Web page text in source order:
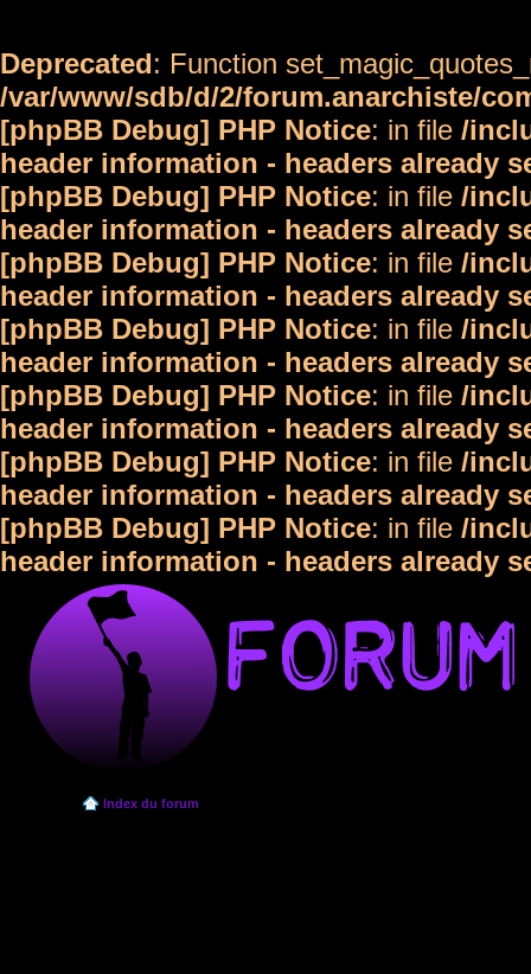
Deprecated: Function
/var/www/sdb/d/2/forum.anarchiste/
[phpBB Debug] PHP Notice: in file /
header information - headers already
[phpBB Debug] PHP Notice: in file /
header information - headers already
[phpBB Debug] PHP Notice: in file /
header information - headers already
[phpBB Debug] PHP Notice: in file /
header information - headers already
[phpBB Debug] PHP Notice: in file /
header information - headers already
[phpBB Debug] PHP Notice: in file /
header information - headers already
[phpBB Debug] PHP Notice: in file /
header information - headers already
Index du forum